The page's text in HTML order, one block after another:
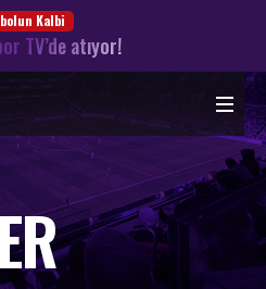
Kalbi
TV’de atıyor!